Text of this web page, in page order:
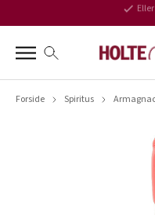
Forside Spiritus